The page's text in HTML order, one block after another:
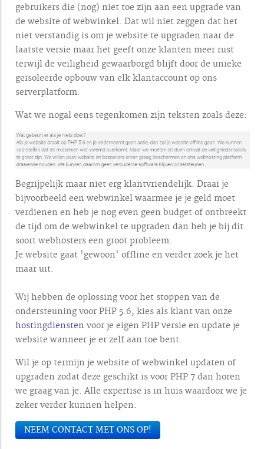
gebruikers die (nog) niet toe zijn aan een upgrade van
de website of webwinkel. Dat wil niet zeggen dat het
niet verstandig is om je website te upgraden naar de
laatste versie maar het geeft onze klanten meer rust
terwijl de veiligheid gewaarborgd blijft door de unieke
geïsoleerde opbouw van elk klantaccount op ons
serverplatform.
Wat we nogal eens tegenkomen zijn teksten zoals deze:
Begrijpelijk maar niet erg klantvriendelijk. Draai je
bijvoorbeeld een webwinkel waarmee je je geld moet
verdienen en heb je nog even geen budget of ontbreekt
de tijd om de webwinkel te upgraden dan heb je bij dit
soort webhosters een groot probleem.
Je website gaat 'gewoon' offline en verder zoek je het
maar uit.
Wij hebben de oplossing voor het stoppen van de
ondersteuning voor PHP 5.6, kies als klant van onze
hostingdiensten voor je eigen PHP versie en update je
website wanneer je er zelf aan toe bent.
Wil je op termijn je website of webwinkel updaten of
upgraden zodat deze geschikt is voor PHP 7 dan horen
we graag van je. Alle expertise is in huis waardoor we je
zeker verder kunnen helpen.
NEEM CONTACT MET ONS OP!